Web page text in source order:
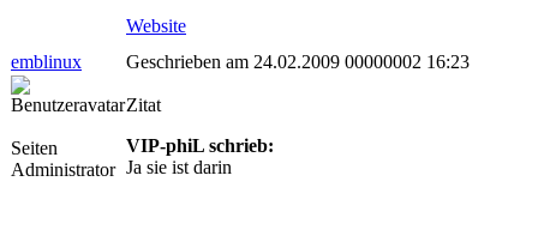
Website
emblinux
Geschrieben am 24.02.2009 00000002 16:23
Seiten
Administrator
Zitat
VIP-phiL schrieb:
Ja sie ist darin